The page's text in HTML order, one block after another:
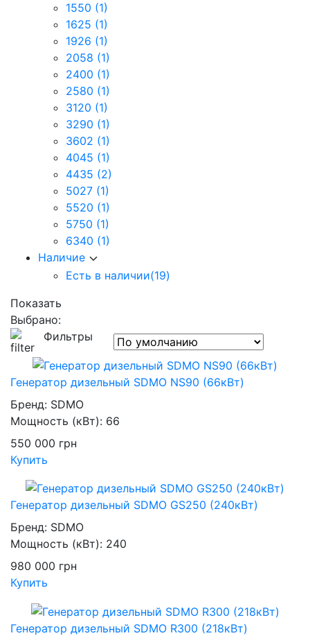
1550 (1)
1625 (1)
1926 (1)
2058 (1)
2400 (1)
2580 (1)
3120 (1)
3290 (1)
3602 (1)
4045 (1)
4435 (2)
5027 (1)
5520 (1)
5750 (1)
6340 (1)
Наличие
Есть в наличии(19)
Показать
Выбрано:
Фильтры
Генератор дизельный SDMO NS90 (66кВт)
Бренд: SDMO
Мощность (кВт): 66
550 000 грн
Купить
Генератор дизельный SDMO GS250 (240кВт)
Бренд: SDMO
Мощность (кВт): 240
980 000 грн
Купить
Генератор дизельный SDMO R300 (218кВт)